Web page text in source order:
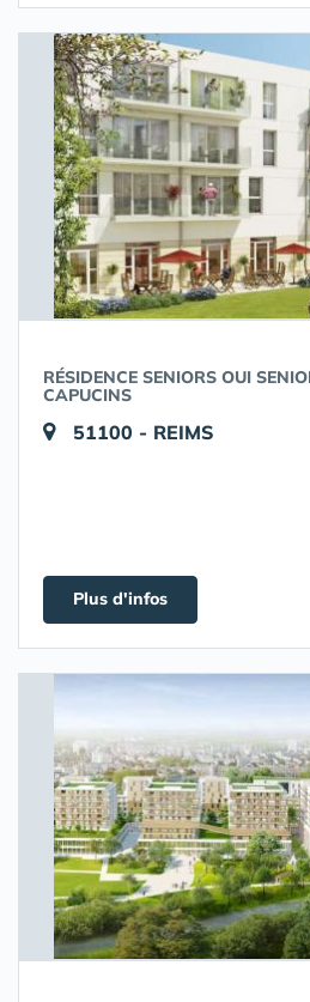
RÉSIDENCE SENIORS OUI
CAPUCINS
51100 - REIMS
Plus d'infos